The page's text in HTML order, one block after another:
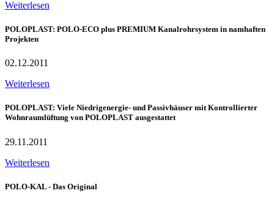
Weiterlesen
POLOPLAST: POLO-ECO plus PREMIUM Kanalrohrsystem in namhaften
Projekten
02.12.2011
Weiterlesen
POLOPLAST: Viele Niedrigenergie- und Passivhäuser mit Kontrollierter
Wohnraumlüftung von POLOPLAST ausgestattet
29.11.2011
Weiterlesen
POLO-KAL - Das Original